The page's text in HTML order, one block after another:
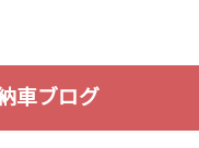
車ブログ